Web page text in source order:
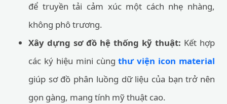
để truyền tải cảm xúc một cách nhẹ nhàng,
không phô trương.
Xây dựng sơ đồ hệ thống kỹ thuật: Kết hợp
các ký hiệu mini cùngthư viện icon material
giúp sơ đồ phân luồng dữ liệu của bạn trở nên
gọn gàng, mang tính mỹ thuật cao.